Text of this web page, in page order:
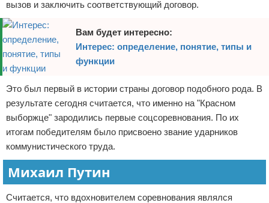
вызов и заключить соответствующий договор.
Вам будет интересно:
Интерес: определение, понятие, типы и
функции
Это был первый в истории страны договор подобного рода. В
результате сегодня считается, что именно на "Красном
выборжце" зародились первые соцсоревнования. По их
итогам победителям было присвоено звание ударников
коммунистического труда.
Михаил Путин
Считается, что вдохновителем соревнования являлся